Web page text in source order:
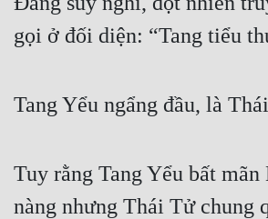
gọi ở đối diện: “Tang tiểu
Tang Yểu ngẩng đầu, là
Tuy rằng Tang Yểu bất
nàng nhưng Thái Tử chung